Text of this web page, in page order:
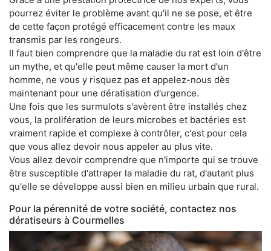
pourrez éviter le problème avant qu'il ne se pose, et être
de cette façon protégé efficacement contre les maux
transmis par les rongeurs.
Il faut bien comprendre que la maladie du rat est loin d'être
un mythe, et qu'elle peut même causer la mort d'un
homme, ne vous y risquez pas et appelez-nous dès
maintenant pour une dératisation d'urgence.
Une fois que les surmulots s'avèrent être installés chez
vous, la prolifération de leurs microbes et bactéries est
vraiment rapide et complexe à contrôler, c'est pour cela
que vous allez devoir nous appeler au plus vite.
Vous allez devoir comprendre que n'importe qui se trouve
être susceptible d'attraper la maladie du rat, d'autant plus
qu'elle se développe aussi bien en milieu urbain que rural.
Pour la pérennité de votre société, contactez nos
dératiseurs à Courmelles